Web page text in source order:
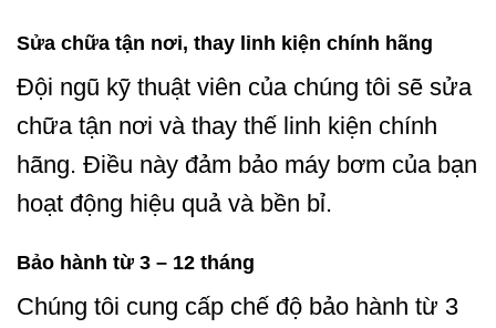
Sửa chữa tận nơi, thay linh kiện chính hãng
Đội ngũ kỹ thuật viên của chúng tôi sẽ sửa
chữa tận nơi và thay thế linh kiện chính
hãng. Điều này đảm bảo máy bơm của bạn
hoạt động hiệu quả và bền bỉ.
Bảo hành từ 3 – 12 tháng
Chúng tôi cung cấp chế độ bảo hành từ 3